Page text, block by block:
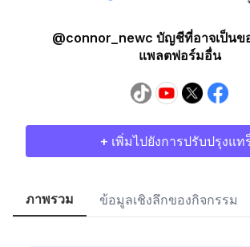
@connor_newc บัญชีที่อาจเป็นข
แพลตฟอร์มอื่น
+ เพิ่มไปยังการปรับปรุงแท
ภาพรวม ข้อมูลเชิงลึกของกิจกรรม